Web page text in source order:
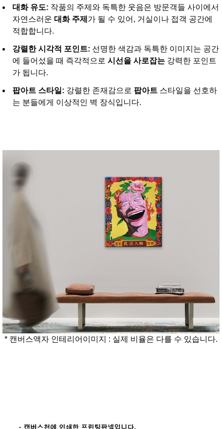
대화 유도: 작품의 주제와 독특한 웃음은 방문객들 사이에서
자연스러운 대화 주제 가 될 수 있어, 거실이나 접객 공간에
적합합니다.
강렬한 시각적 포인트: 선명한 색감과 독특한 이미지는 공간
에 들어섰을 때 즉각적으로 시선을 사로잡는 강력한 포인트
가 됩니다.
팝아트 스타일: 강렬한 존재감으로 팝아트 스타일을 선호하
는 분들에게 이상적인 벽 장식입니다.
* 캔버스액자 인테리어이미지 : 실제 비율은 다를 수 있습니다.